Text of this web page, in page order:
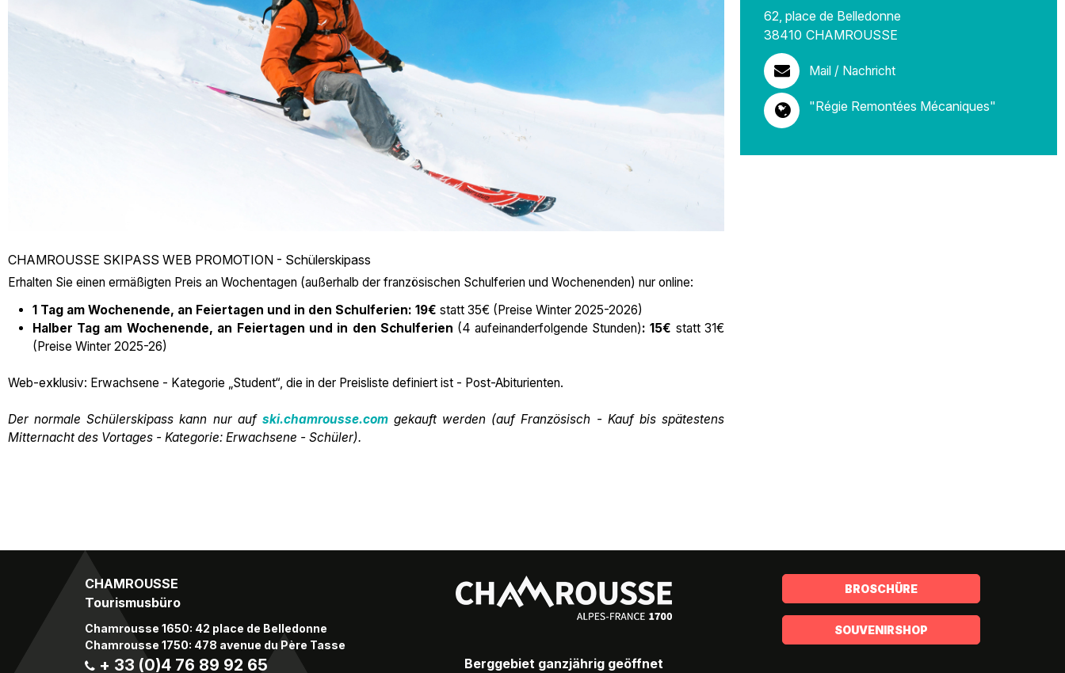
62, place de Belledonne
38410 CHAMROUSSE
Mail / Nachricht
"Régie Remontées Mécaniques"
CHAMROUSSE SKIPASS WEB PROMOTION - Schülerskipass
Erhalten Sie einen ermäßigten Preis an Wochentagen (außerhalb der französischen Schulferien und Wochenenden) nur online:
1 Tag am Wochenende, an Feiertagen und in den Schulferien: 19€ statt 35€ (Preise Winter 2025-2026)
Halber Tag am Wochenende, an Feiertagen und in den Schulferien (4 aufeinanderfolgende Stunden): 15€ statt 31€
(Preise Winter 2025-26)
Web-exklusiv: Erwachsene - Kategorie „Student“, die in der Preisliste definiert ist - Post-Abiturienten.
Der normale Schülerskipass kann nur auf ski.chamrousse.comgekauft werden (auf Französisch - Kauf bis spätestens
Mitternacht des Vortages - Kategorie: Erwachsene - Schüler).
CHAMROUSSE
Tourismusbüro
Chamrousse 1650: 42 place de Belledonne
Chamrousse 1750: 478 avenue du Père Tasse
+ 33 (0)4 76 89 92 65
Berggebiet ganzjährig geöffnet
BROSCHÜRE
SOUVENIRSHOP